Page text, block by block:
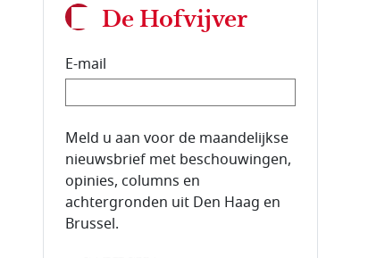
De Hofvijver
E-mail
E-mailadres van de abonnee.
Meld u aan voor de maandelijkse
nieuwsbrief met beschouwingen,
opinies, columns en
achtergronden uit Den Haag en
Brussel.